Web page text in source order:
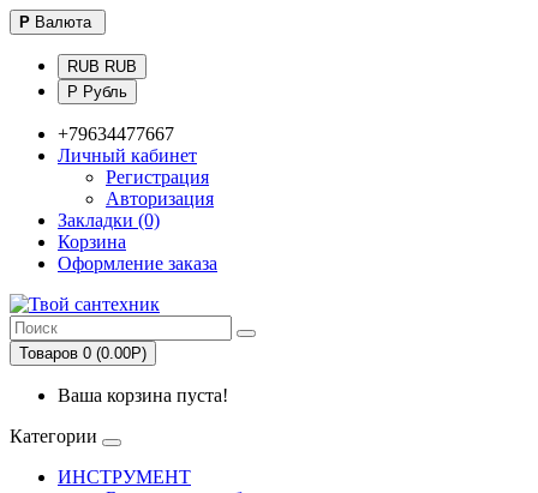
Р Валюта
RUB RUB
Р Рубль
+79634477667
Личный кабинет
Регистрация
Авторизация
Закладки (0)
Корзина
Оформление заказа
Товаров 0 (0.00Р)
Ваша корзина пуста!
Категории
ИНСТРУМЕНТ